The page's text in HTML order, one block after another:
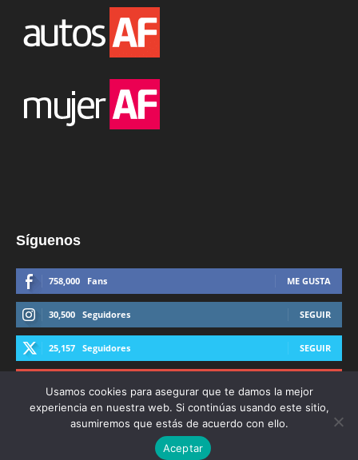
Síguenos
758,000 Fans ME GUSTA
30,500 Seguidores SEGUIR
25,157 Seguidores SEGUIR
© Derechos Reservados AFmedios 2021
Usamos cookies para asegurar que te damos la mejor
experiencia en nuestra web. Si continúas usando este sitio,
asumiremos que estás de acuerdo con ello.
Aceptar